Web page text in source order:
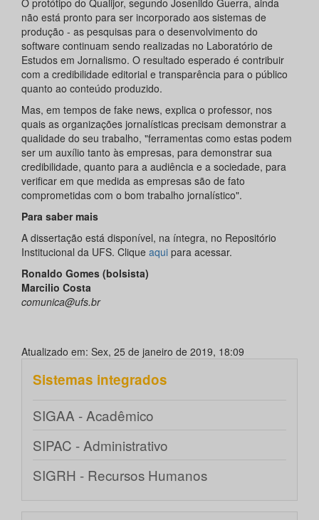
O protótipo do Qualijor, segundo Josenildo Guerra, ainda
não está pronto para ser incorporado aos sistemas de
produção - as pesquisas para o desenvolvimento do
software continuam sendo realizadas no Laboratório de
Estudos em Jornalismo. O resultado esperado é contribuir
com a credibilidade editorial e transparência para o público
quanto ao conteúdo produzido.
Mas, em tempos de fake news, explica o professor, nos
quais as organizações jornalísticas precisam demonstrar a
qualidade do seu trabalho, "ferramentas como estas podem
ser um auxílio tanto às empresas, para demonstrar sua
credibilidade, quanto para a audiência e a sociedade, para
verificar em que medida as empresas são de fato
comprometidas com o bom trabalho jornalístico".
Para saber mais
A dissertação está disponível, na íntegra, no Repositório
Institucional da UFS. Clique aqui para acessar.
Ronaldo Gomes (bolsista)
Marcilio Costa
comunica@ufs.br
Atualizado em: Sex, 25 de janeiro de 2019, 18:09
Sistemas integrados
SIGAA - Acadêmico
SIPAC - Administrativo
SIGRH - Recursos Humanos